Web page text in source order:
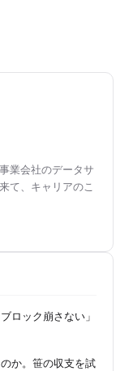
業会社のデータサ
て、キャリアのこ
ロック崩さない」
か。笹の収支を試